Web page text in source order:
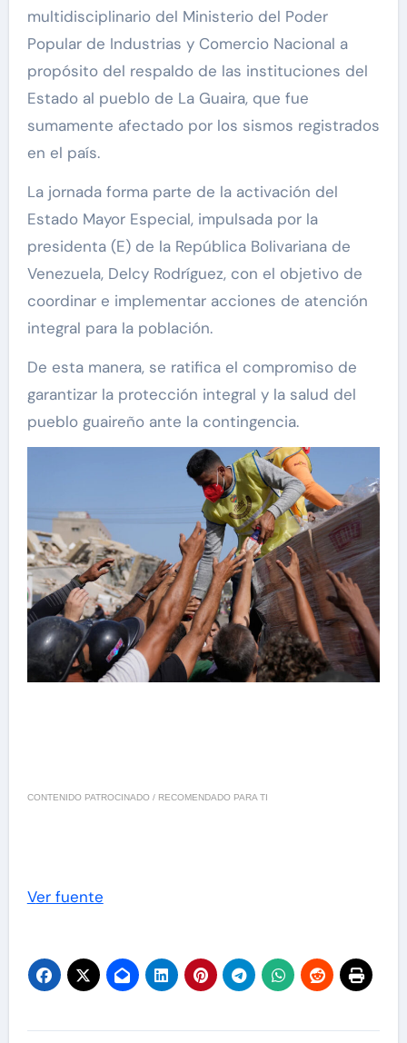
multidisciplinario del Ministerio del Poder
Popular de Industrias y Comercio Nacional a
propósito del respaldo de las instituciones del
Estado al pueblo de La Guaira, que fue
sumamente afectado por los sismos registrados
en el país.
La jornada forma parte de la activación del
Estado Mayor Especial, impulsada por la
presidenta (E) de la República Bolivariana de
Venezuela, Delcy Rodríguez, con el objetivo de
coordinar e implementar acciones de atención
integral para la población.
De esta manera, se ratifica el compromiso de
garantizar la protección integral y la salud del
pueblo guaireño ante la contingencia.
CONTENIDO PATROCINADO / RECOMENDADO PARA TI
Ver fuente